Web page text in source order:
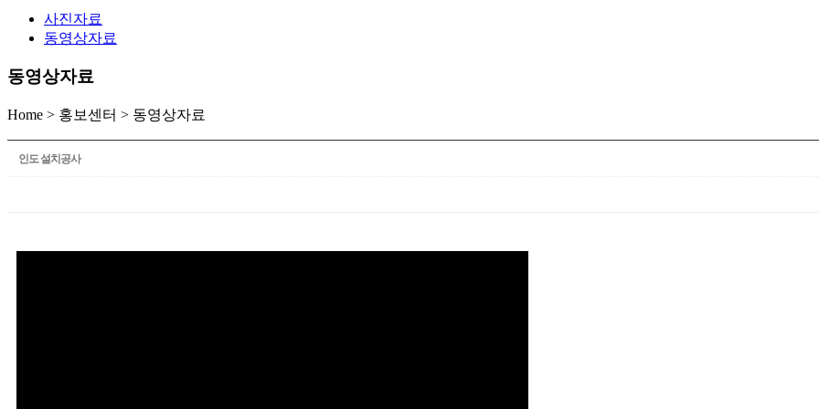
사진자료
동영상자료
동영상자료
Home > 홍보센터 > 동영상자료
인도 설치공사